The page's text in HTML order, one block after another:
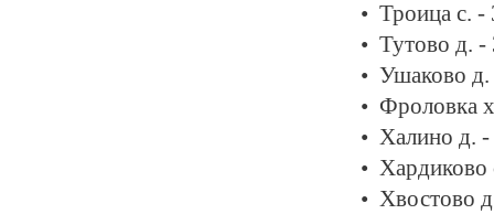
Троица с. -
Тутово д. -
Ушаково
Фроловка
Халино д.
Хардиково
Хвостово